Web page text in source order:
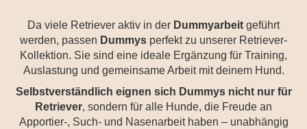
Da viele Retriever aktiv in der Dummyarbeit geführt
werden, passen Dummys perfekt zu unserer Retriever-
Kollektion. Sie sind eine ideale Ergänzung für Training,
Auslastung und gemeinsame Arbeit mit deinem Hund.
Selbstverständlich eignen sich Dummys nicht nur für
Retriever, sondern für alle Hunde, die Freude an
Apportier-, Such- und Nasenarbeit haben – unabhängig